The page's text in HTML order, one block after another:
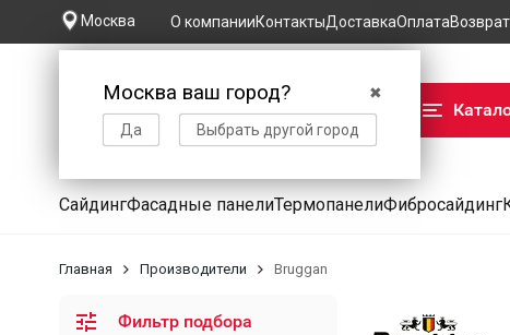
Москва
✖
Москва ваш город?
Да Выбрать другой город
О компанииКонтактыДоставкаОплатаВозврат
СайдингФасадные панелиТермопанелиФибросайдинг
Главная Производители Bruggan
Фильтр подбора